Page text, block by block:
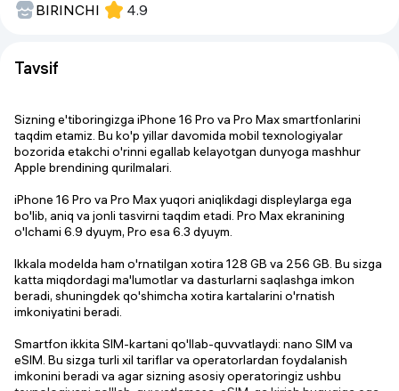
BIRINCHI
4.9
Tavsif
Sizning e'tiboringizga iPhone 16 Pro va Pro Max smartfonlarini
taqdim etamiz. Bu ko'p yillar davomida mobil texnologiyalar
bozorida etakchi o'rinni egallab kelayotgan dunyoga mashhur
Apple brendining qurilmalari.
iPhone 16 Pro va Pro Max yuqori aniqlikdagi displeylarga ega
bo'lib, aniq va jonli tasvirni taqdim etadi. Pro Max ekranining
o'lchami 6.9 dyuym, Pro esa 6.3 dyuym.
Ikkala modelda ham o'rnatilgan xotira 128 GB va 256 GB. Bu sizga
katta miqdordagi ma'lumotlar va dasturlarni saqlashga imkon
beradi, shuningdek qo'shimcha xotira kartalarini o'rnatish
imkoniyatini beradi.
Smartfon ikkita SIM-kartani qo'llab-quvvatlaydi: nano SIM va
eSIM. Bu sizga turli xil tariflar va operatorlardan foydalanish
imkonini beradi va agar sizning asosiy operatoringiz ushbu